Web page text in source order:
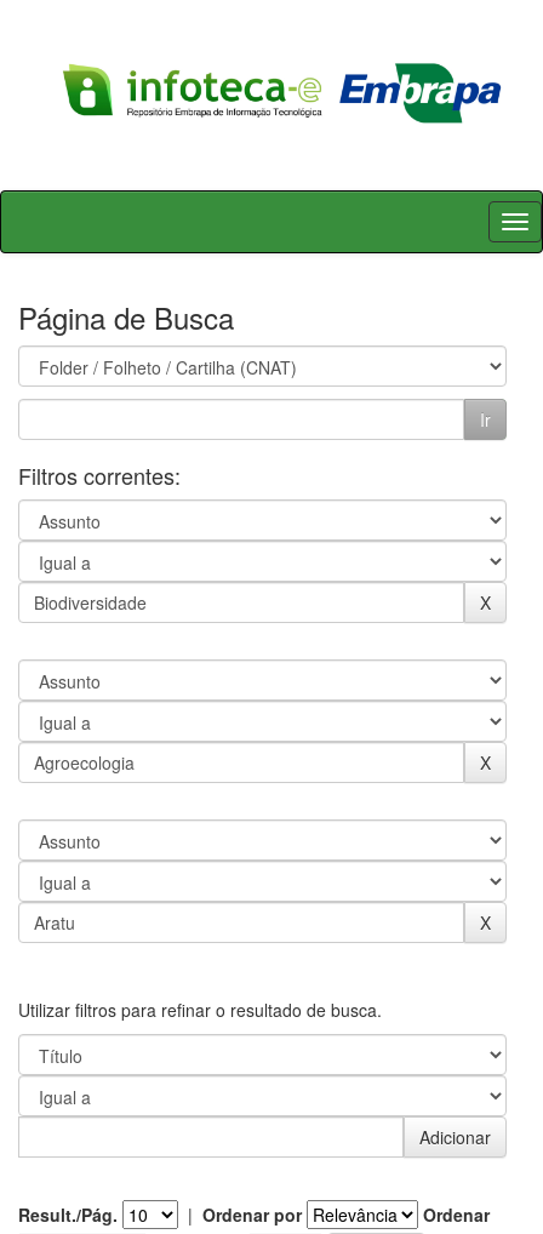
Skip
Página de Busca
Filtros correntes:
Utilizar filtros para refinar o resultado de busca.
Result./Pág. | Ordenar por
Ordenar